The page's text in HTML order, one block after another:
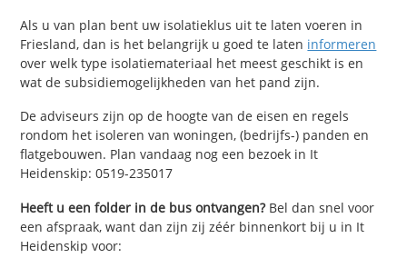
Als u van plan bent uw isolatieklus uit te laten voeren in
Friesland, dan is het belangrijk u goed te laten informeren
over welk type isolatiemateriaal het meest geschikt is en
wat de subsidiemogelijkheden van het pand zijn.
De adviseurs zijn op de hoogte van de eisen en regels
rondom het isoleren van woningen, (bedrijfs-) panden en
flatgebouwen. Plan vandaag nog een bezoek in It
Heidenskip: 0519-235017
Heeft u een folder in de bus ontvangen?Bel dan snel voor
een afspraak, want dan zijn zij zéér binnenkort bij u in It
Heidenskip voor: